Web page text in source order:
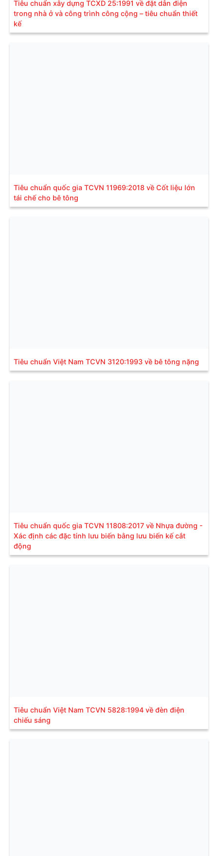
Tiêu chuẩn xây dựng TCXD 25:1991 về đặt dẫn điện
trong nhà ở và công trình công cộng – tiêu chuẩn thiết
kế
Tiêu chuẩn quốc gia TCVN 11969:2018 về Cốt liệu lớn
tái chế cho bê tông
Tiêu chuẩn Việt Nam TCVN 3120:1993 về bê tông nặng
Tiêu chuẩn quốc gia TCVN 11808:2017 về Nhựa đường -
Xác định các đặc tính lưu biến bằng lưu biến kế cắt
động
Tiêu chuẩn Việt Nam TCVN 5828:1994 về đèn điện
chiếu sáng